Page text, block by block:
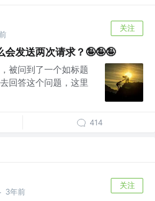
关注
发送两次请求？🤪🤪🤪
被问到了一个如标题
回答这个问题，这里
414
· 3年前
关注